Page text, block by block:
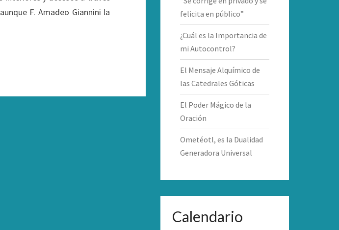
F. Amadeo Giannini la
felicita en público”
¿Cuál es la Importancia de
mi Autocontrol?
El Mensaje Alquímico de
las Catedrales Góticas
El Poder Mágico de la
Oración
Ometéotl, es la Dualidad
Generadora Universal
Calendario